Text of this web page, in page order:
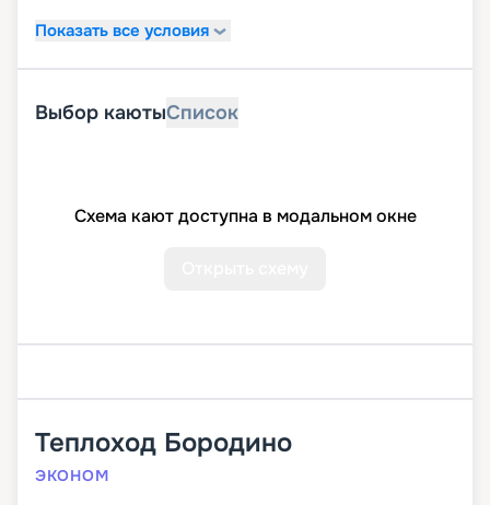
Показать все условия
Выбор каютыСписок
Схема кают доступна в модальном окне
Теплоход Бородино
ЭКОНОМ